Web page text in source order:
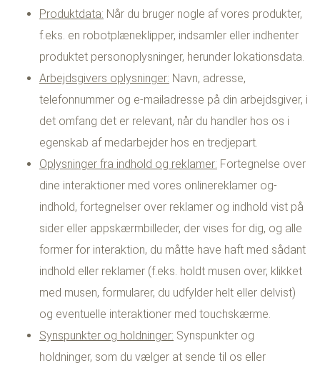
Produktdata: Når du bruger nogle af vores produkter,
f.eks. en robotplæneklipper, indsamler eller indhenter
produktet personoplysninger, herunder lokationsdata.
Arbejdsgivers oplysninger: Navn, adresse,
telefonnummer og e-mailadresse på din arbejdsgiver, i
det omfang det er relevant, når du handler hos os i
egenskab af medarbejder hos en tredjepart.
Oplysninger fra indhold og reklamer: Fortegnelse over
dine interaktioner med vores onlinereklamer og-
indhold, fortegnelser over reklamer og indhold vist på
sider eller appskærmbilleder, der vises for dig, og alle
former for interaktion, du måtte have haft med sådant
indhold eller reklamer (f.eks. holdt musen over, klikket
med musen, formularer, du udfylder helt eller delvist)
og eventuelle interaktioner med touchskærme.
Synspunkter og holdninger: Synspunkter og
holdninger, som du vælger at sende til os eller